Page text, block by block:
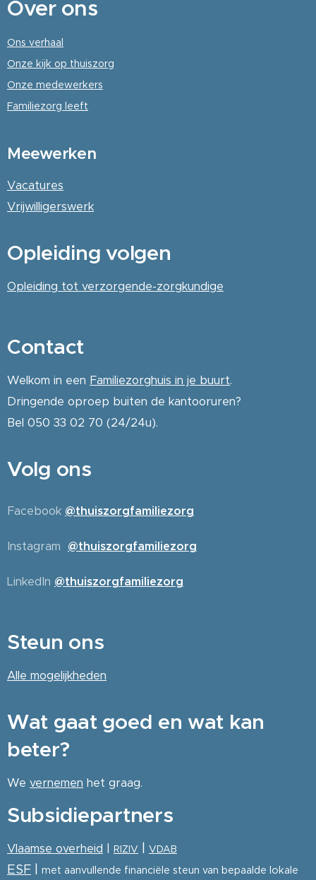
Over ons
Ons verhaal
Onze kijk op thuiszorg
Onze medewerkers
Familiezorg leeft
Meewerken
Vacatures
Vrijwilligerswerk
Opleiding volgen
Opleiding tot verzorgende-zorgkundige
Contact
Welkom in een Familiezorghuis in je buurt.
Dringende oproep buiten de kantooruren?
Bel 050 33 02 70 (24/24u).
Volg ons
Facebook @thuiszorgfamiliezorg
Instagram @thuiszorgfamiliezorg
LinkedIn @thuiszorgfamiliezorg
Steun ons
Alle mogelijkheden
Wat gaat goed en wat kan
beter?
We vernemen het graag.
Subsidiepartners
Vlaamse overheid RIZIV VDAB
ESF met aanvullende financiële steun van bepaalde lokale